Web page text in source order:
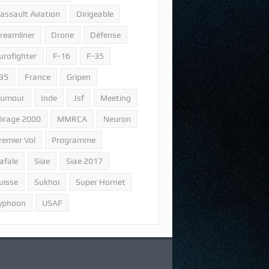
Aviation Dirigeable
Drone Défense
F-16 F-35
France Gripen
Inde Jsf Meeting
2000 MMRCA Neuron
Vol Programme
Siae Siae 2017
Sukhoi Super Hornet
USAF